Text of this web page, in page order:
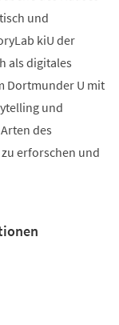
und
kiU der
als digitales
Dortmunder U mit
und
des
erforschen und